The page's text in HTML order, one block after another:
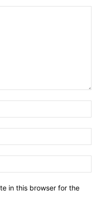
in this browser for the